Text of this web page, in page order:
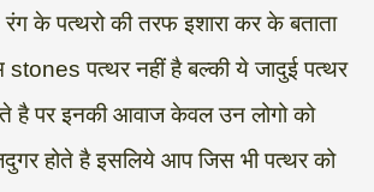
के पत्थरो की तरफ इशारा कर के बताता
पत्थर नहीं है बल्की ये जादुई पत्थर
है पर इनकी आवाज केवल उन लोगो को
होते है इसलिये आप जिस भी पत्थर को